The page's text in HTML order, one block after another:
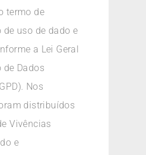
termo de
de uso de dado e
a Lei Geral
de Dados
Nos
distribuídos
Vivências
e